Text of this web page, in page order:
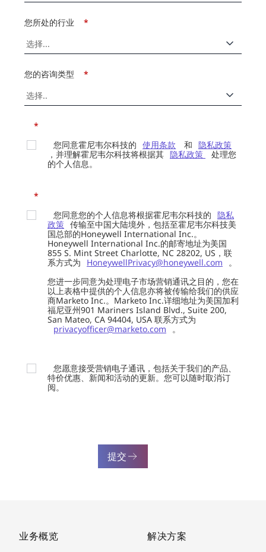
*
您所处的行业
*
您的咨询类型
*
您同意霍尼韦尔科技的 使用条款 和 隐私政策
，并理解霍尼韦尔科技将根据其 隐私政策
处理您
的个人信息。
*
您同意您的个人信息将根据霍尼韦尔科技的 隐私
政策 传输至中国大陆境外，包括至霍尼韦尔科技美
国总部的Honeywell International Inc.。
Honeywell International Inc.的邮寄地址为美国
855 S. Mint Street Charlotte, NC 28202, US，联
系方式为
HoneywellPrivacy@honeywell.com
。
您进一步同意为处理电子市场营销通讯之目的，您在
以上表格中提供的个人信息亦将被传输给我们的供应
商Marketo Inc.。Marketo Inc.详细地址为美国加利
福尼亚州901 Mariners Island Blvd., Suite 200,
San Mateo, CA 94404, USA 联系方式为
privacyofficer@marketo.com
。
您愿意接受营销电子通讯，包括关于我们的产品、
特价优惠、新闻和活动的更新。您可以随时取消订
阅。
提交
业务概览
解决方案